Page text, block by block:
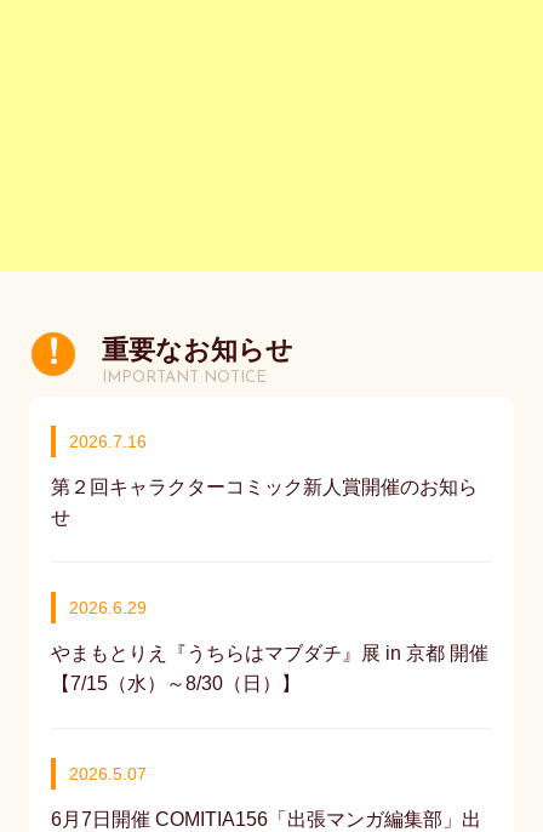
重要なお知らせ
IMPORTANT NOTICE
2026.7.16
第２回キャラクターコミック新人賞開催のお知ら
せ
2026.6.29
やまもとりえ『うちらはマブダチ』展 in 京都 開催
【7/15（水）～8/30（日）】
2026.5.07
6月7日開催 COMITIA156「出張マンガ編集部」出